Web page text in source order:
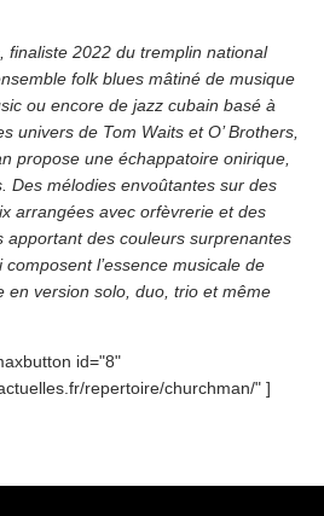
finaliste 2022 du tremplin national
folk blues mâtiné de musique
ou encore de jazz cubain basé à
univers de Tom Waits et O’ Brothers,
propose une échappatoire onirique,
Des mélodies envoûtantes sur des
arrangées avec orfèvrerie et des
apportant des couleurs surprenantes
l’essence musicale de
en version solo, duo, trio et même
id="8"
repertoire/churchman/" ]